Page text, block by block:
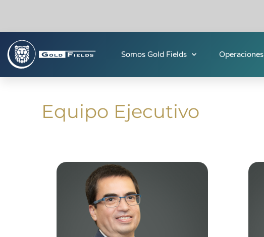
Somos Gold Fields Operaciones
Equipo Ejecutivo